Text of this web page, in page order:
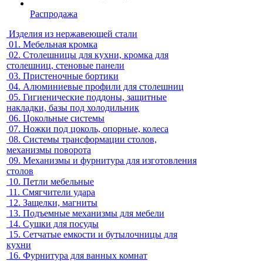
Распродажа
Изделия из нержавеющей стали
01. Мебельная кромка
02. Столешницы для кухни, кромка для
столешниц, стеновые панели
03. Пристеночные бортики
04. Алюминиевые профили для столешниц
05. Гигиенические поддоны, защитные
накладки, базы под холодильник
06. Цокольные системы
07. Ножки под цоколь, опорные, колеса
08. Системы трансформации столов,
механизмы поворота
09. Механизмы и фурнитура для изготовления
столов
10. Петли мебельные
11. Смягчители удара
12. Защелки, магниты
13. Подъемные механизмы для мебели
14. Сушки для посуды
15. Сетчатые емкости и бутылочницы для
кухни
16. Фурнитура для ванных комнат